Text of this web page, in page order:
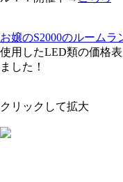
お嬢のS2000のルームラ
使用したLED類の価格
ました！
クリックして拡大